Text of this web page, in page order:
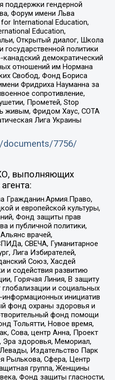
поддержки гендерной
Форум имени Льва
International Education,
Education,
Открытый диалог, Школа
политики
демократический
отношений им Нормана
Свобод, Фонд Бориса
Фридриха Науманна за
сопротивление,
Прометей, Stop
живым, Фридом Хаус, СОТА
Лига Украины
documents/7756/
выполняющих
Гражданин.Армия.Право,
и европейской культуры,
Фонд защиты прав
и публичной политики,
врачей,
СВЕЧА, Гуманитарное
Лига Избирателей,
Союз, Хасдей
и содействия развитию
Горячая Линия, В защиту
и социальных
инициатив
фонд охраны здоровья и
фонд помощи
Тольятти, Новое время,
Сова, центр Анна, Проект
Эра здоровья, Мемориал,
Издательство Парк
Рылькова, Сфера, Центр
группа, Женщины
Фонд защиты гласности,